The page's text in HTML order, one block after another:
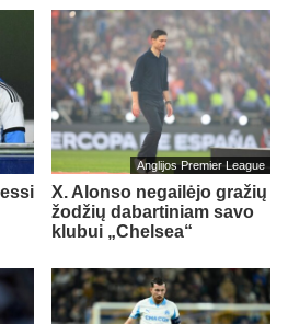
Anglijos Premier League
X. Alonso negailėjo gražių
žodžių dabartiniam savo
klubui „Chelsea“